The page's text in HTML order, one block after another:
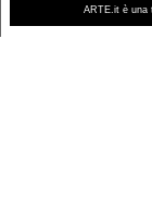
ARTE.it è una